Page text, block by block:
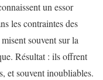
un essor
les contraintes des
misent souvent sur la
Résultat : ils offrent
et souvent inoubliables.